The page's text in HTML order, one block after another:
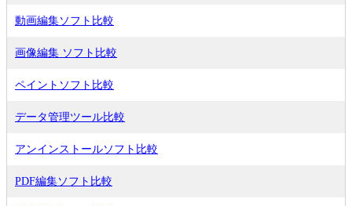
動画編集ソフト比較
画像編集 ソフト比較
ペイントソフト比較
データ管理ツール比較
アンインストールソフト比較
PDF編集ソフト比較